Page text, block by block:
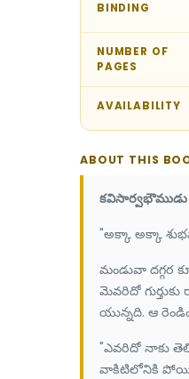
BINDING
NUMBER OF
PAGES
AVAILABILITY
ABOUT THIS
కవిసార్వభౌముడు
"అక్కా అక్కా
మండువా దగ్గర
మెవరిదో
యున్నది. ఆ
"ఎవరిదో నాకు
వాకిటిలోనికి పోయి